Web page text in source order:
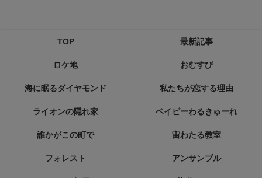
TOP 最新記事
ロケ地 おむすび
海に眠るダイヤモンド 私たちが恋する理由
ライオンの隠れ家 ベイビーわるきゅーれ
誰かがこの町で 宙わたる教室
フォレスト アンサンブル